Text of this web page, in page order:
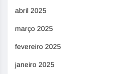
abril 2025
março 2025
fevereiro 2025
janeiro 2025